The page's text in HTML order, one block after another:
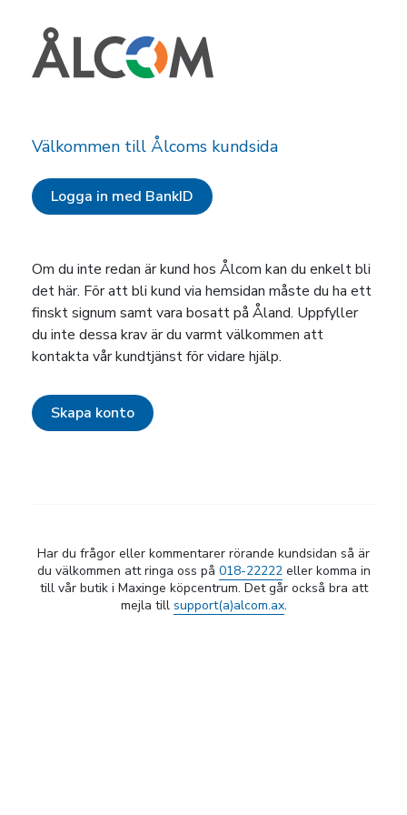
Välkommen till Ålcoms kundsida
Logga in med BankID
Om du inte redan är kund hos Ålcom kan du enkelt bli
det här. För att bli kund via hemsidan måste du ha ett
finskt signum samt vara bosatt på Åland. Uppfyller
du inte dessa krav är du varmt välkommen att
kontakta vår kundtjänst för vidare hjälp.
Skapa konto
Har du frågor eller kommentarer rörande kundsidan så är
du välkommen att ringa oss på 018-22222eller komma in
till vår butik i Maxinge köpcentrum. Det går också bra att
mejla till support(a)alcom.ax.